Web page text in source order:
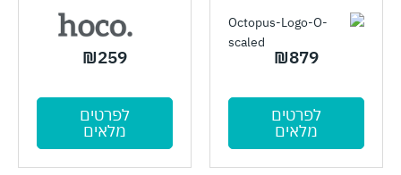
₪879
לפרטים
מלאים
₪259
לפרטים
מלאים